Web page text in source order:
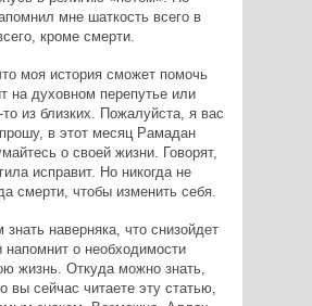
мне шаткость всего в
кроме смерти.
моя история сможет помочь
на духовном перепутье или
то из близких. Пожалуйста, я вас
в этот месяц Рамадан
о своей жизни. Говорят,
исправит. Но никогда не
смерти, чтобы изменить себя.
наверняка, что снизойдет
напомнит о необходимости
жизнь. Откуда можно знать,
вы сейчас читаете эту статью,